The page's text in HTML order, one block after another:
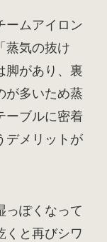
ームアイロン
蒸気の抜け
脚があり、裏
が多いため蒸
ーブルに密着
デメリットが
っぽくなって
くと再びシワ